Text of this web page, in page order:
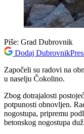
Piše: Grad Dubrovnik
Dodaj
Započeli su radovi na
u naselju Čokolino.
Zbog dotrajalosti
potpunosti obnovljen.
nogostupa, pripremu
betonskog nogostupa